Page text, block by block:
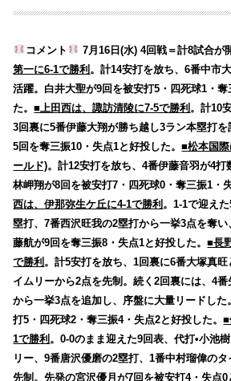
コメント 7月16日(水) 4回戦＝計8試合が
第一に6-1で勝利 。計14安打を放ち、6番中市
活躍。白井大聖が9回を被安打5・四死球1・
た。■上田西は、諏訪清陵に7-5で勝利 。計10
3回裏に5番伊藤大翔が勝ち越し3ラン本塁打
5回を奪三振10・失点1と好投した。■松本国
ールド)。計12安打を放ち、4番伊藤音羽が4
林岬翔が8回を被安打7・四死球0・奪三振1・
西は、伊那弥生ケ丘に4-1で勝利 。1-1で迎え
塁打、7番西沢旺我の2塁打から一挙3点を奪
藤航が9回を奪三振8・失点1と好投した。■長
で勝利 。計5安打を放ち、1回裏に6番大塚真
イムリーから2点を先制。続く2回裏には、4
から一挙3点を追加し、序盤に大量リードし
打5・四死球2・奪三振4・失点2と好投した。■
1で勝利 。0-0のまま迎えた9回表、代打•小池
リー、9番唐沢優磨の2塁打、1番中村瑠偉の
先制。先発の宮沢優月が7回を被安打4・失点